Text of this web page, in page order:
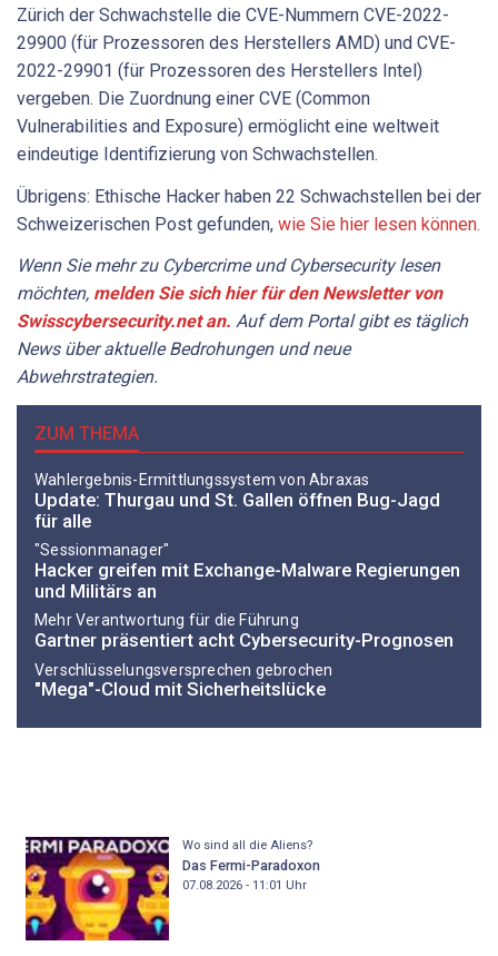
Zürich der Schwachstelle die CVE-Nummern CVE-2022-
29900 (für Prozessoren des Herstellers AMD) und CVE-
2022-29901 (für Prozessoren des Herstellers Intel)
vergeben. Die Zuordnung einer CVE (Common
Vulnerabilities and Exposure) ermöglicht eine weltweit
eindeutige Identifizierung von Schwachstellen.
Übrigens: Ethische Hacker haben 22 Schwachstellen bei der
Schweizerischen Post gefunden, wie Sie hier lesen können.
Wenn Sie mehr zu Cybercrime und Cybersecurity lesen
möchten, melden Sie sich hier für den Newsletter von
Swisscybersecurity.net an. Auf dem Portal gibt es täglich
News über aktuelle Bedrohungen und neue
Abwehrstrategien.
ZUM THEMA
Wahlergebnis-Ermittlungssystem von Abraxas
Update: Thurgau und St. Gallen öffnen Bug-Jagd
für alle
"Sessionmanager"
Hacker greifen mit Exchange-Malware Regierungen
und Militärs an
Mehr Verantwortung für die Führung
Gartner präsentiert acht Cybersecurity-Prognosen
Verschlüsselungsversprechen gebrochen
"Mega"-Cloud mit Sicherheitslücke
Wo sind all die Aliens?
Das Fermi-Paradoxon
07.08.2026 - 11:01 Uhr